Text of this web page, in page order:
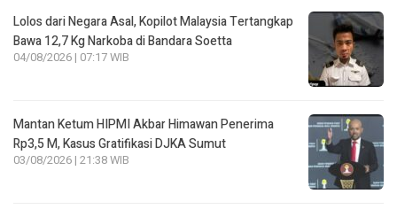
Lolos dari Negara Asal, Kopilot Malaysia Tertangkap
Bawa 12,7 Kg Narkoba di Bandara Soetta
04/08/2026 | 07:17 WIB
Mantan Ketum HIPMI Akbar Himawan Penerima
Rp3,5 M, Kasus Gratifikasi DJKA Sumut
03/08/2026 | 21:38 WIB